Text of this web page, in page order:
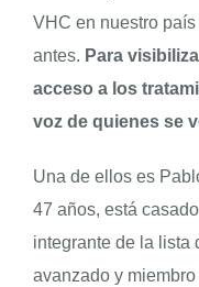
VHC en nuestro
antes. Para
acceso a los
voz de quienes se
Una de ellos es
47 años, está
integrante de la lista
avanzado y miembro